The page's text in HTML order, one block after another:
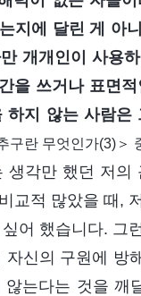
지에 달린 게 아
개개인이 사용
을 쓰거나 표면
지 않는 사람
란 무엇인가(3)＞
각만 했던 저
교적 많았을 때,
어 했습니다. 그
신의 구원에
는다는 것을 깨